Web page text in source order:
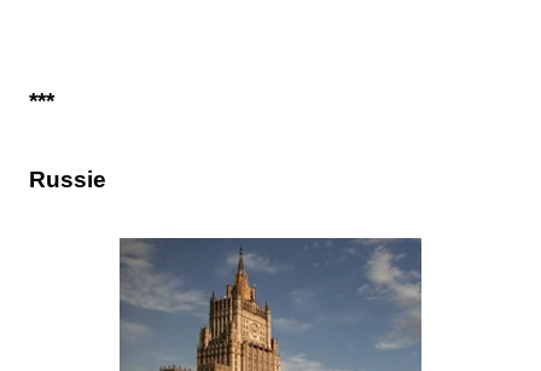
***
Russie